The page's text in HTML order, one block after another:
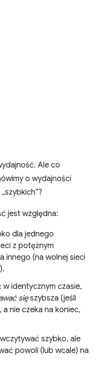
Ale co
o wydajności
jest względna:
dla jednego
z potężnym
innego (na wolnej sieci
identycznym czasie,
sięszybsza (jeśli
nie czeka na koniec,
szybko, ale
powoli (lub wcale) na